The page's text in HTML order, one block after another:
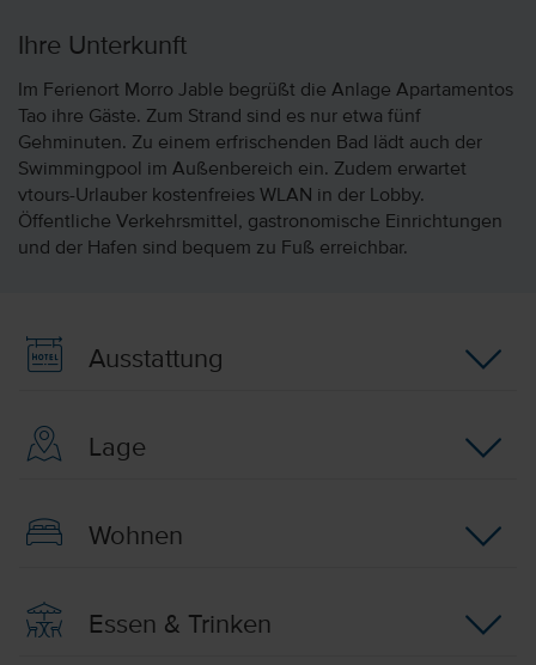
Ihre Unterkunft
Im Ferienort Morro Jable begrüßt die Anlage Apartamentos
Tao ihre Gäste. Zum Strand sind es nur etwa fünf
Gehminuten. Zu einem erfrischenden Bad lädt auch der
Swimmingpool im Außenbereich ein. Zudem erwartet
vtours-Urlauber kostenfreies WLAN in der Lobby.
Öffentliche Verkehrsmittel, gastronomische Einrichtungen
und der Hafen sind bequem zu Fuß erreichbar.
Ausstattung
Lage
Wohnen
Essen & Trinken